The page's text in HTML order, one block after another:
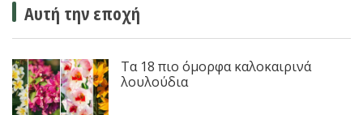
Αυτή την εποχή
Τα 18 πιο όμορφα καλοκαιρινά
λουλούδια